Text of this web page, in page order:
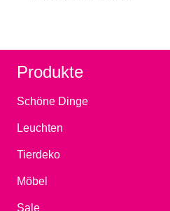
Produkte
Schöne Dinge
Leuchten
Tierdeko
Möbel
Sale